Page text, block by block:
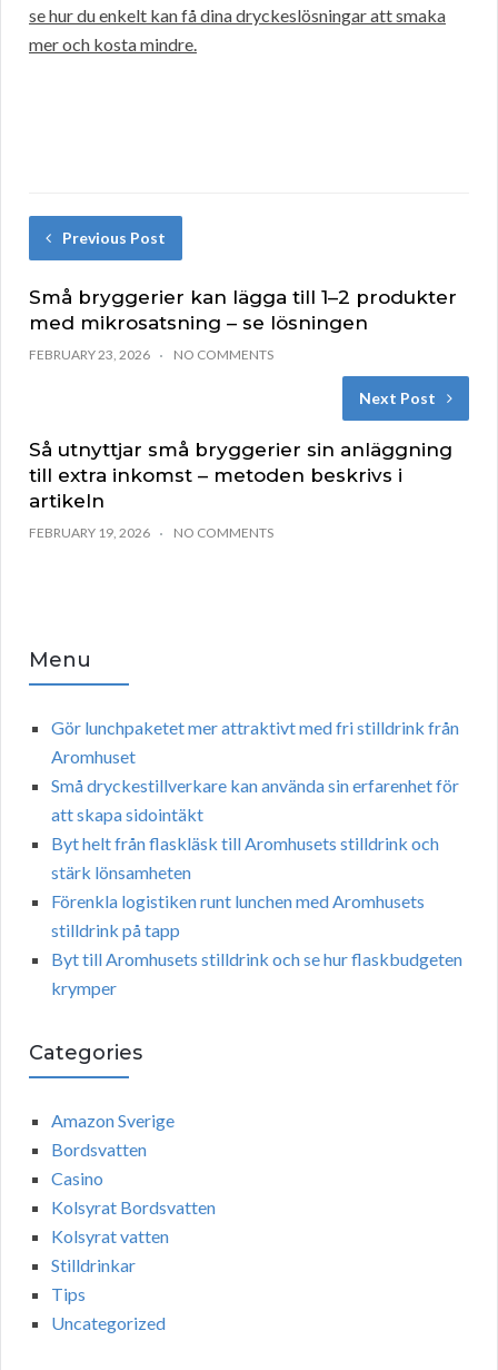
se hur du enkelt kan få dina dryckeslösningar att smaka
mer och kosta mindre.
Previous Post
Små bryggerier kan lägga till 1–2 produkter
med mikrosatsning – se lösningen
FEBRUARY 23, 2026 NO COMMENTS
Next Post
Så utnyttjar små bryggerier sin anläggning
till extra inkomst – metoden beskrivs i
artikeln
FEBRUARY 19, 2026 NO COMMENTS
Menu
Gör lunchpaketet mer attraktivt med fri stilldrink från
Aromhuset
Små dryckestillverkare kan använda sin erfarenhet för
att skapa sidointäkt
Byt helt från flaskläsk till Aromhusets stilldrink och
stärk lönsamheten
Förenkla logistiken runt lunchen med Aromhusets
stilldrink på tapp
Byt till Aromhusets stilldrink och se hur flaskbudgeten
krymper
Categories
Amazon Sverige
Bordsvatten
Casino
Kolsyrat Bordsvatten
Kolsyrat vatten
Stilldrinkar
Tips
Uncategorized